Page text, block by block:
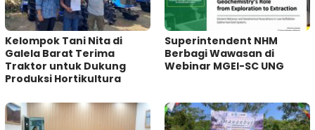
Kelompok Tani Nita di
Galela Barat Terima
Traktor untuk Dukung
Produksi Hortikultura
Superintendent NHM
Berbagi Wawasan di
Webinar MGEI-SC UNG